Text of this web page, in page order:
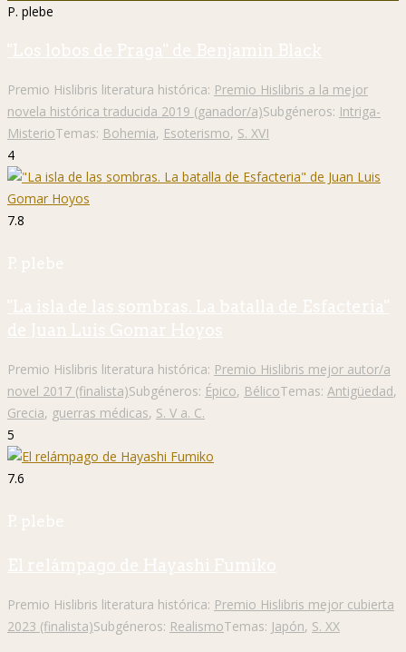
P. plebe
"Los lobos de Praga" de Benjamin Black
Premio Hislibris literatura histórica: Premio Hislibris a la mejor
novela histórica traducida 2019 (ganador/a)Subgéneros: Intriga-
MisterioTemas: Bohemia, Esoterismo, S. XVI
4
7.8
P. plebe
"La isla de las sombras. La batalla de Esfacteria"
de Juan Luis Gomar Hoyos
Premio Hislibris literatura histórica: Premio Hislibris mejor autor/a
novel 2017 (finalista)Subgéneros: Épico, BélicoTemas: Antigüedad,
Grecia, guerras médicas, S. V a. C.
5
7.6
P. plebe
El relámpago de Hayashi Fumiko
Premio Hislibris literatura histórica: Premio Hislibris mejor cubierta
2023 (finalista)Subgéneros: RealismoTemas: Japón, S. XX